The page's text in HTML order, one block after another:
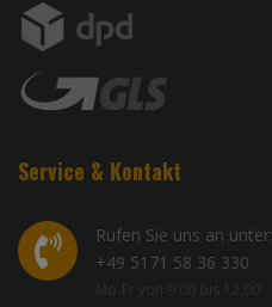
Service & Kontakt
Rufen Sie uns an unter:
+49 5171 58 36 330